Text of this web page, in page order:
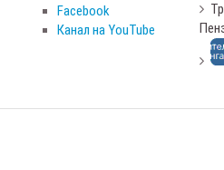
Facebook
Канал на YouTube